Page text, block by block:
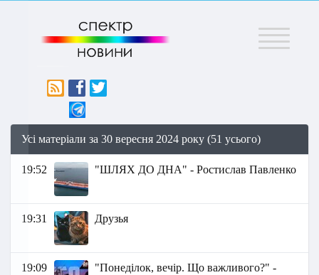
Меню
Усі матеріали за 30 вересня 2024 року (51 усього)
19:52 "ШЛЯХ ДО ДНА" - Ростислав Павленко
19:31 Друзья
19:09
"Понеділок, вечір. Що важливого?" -